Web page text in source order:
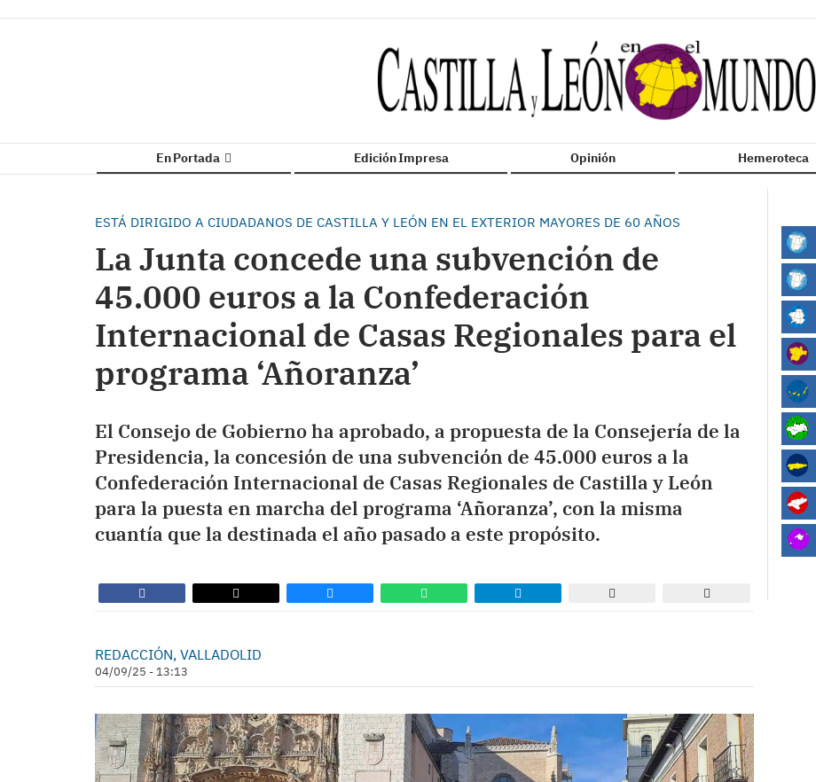
En Portada Edición Impresa Opinión Hemeroteca
ESTÁ DIRIGIDO A CIUDADANOS DE CASTILLA Y LEÓN EN EL EXTERIOR MAYORES DE 60 AÑOS
La Junta concede una subvención de
45.000 euros a la Confederación
Internacional de Casas Regionales para el
programa ‘Añoranza’
El Consejo de Gobierno ha aprobado, a propuesta de la Consejería de la
Presidencia, la concesión de una subvención de 45.000 euros a la
Confederación Internacional de Casas Regionales de Castilla y León
para la puesta en marcha del programa ‘Añoranza’, con la misma
cuantía que la destinada el año pasado a este propósito.
REDACCIÓN, VALLADOLID
04/09/25 - 13:13